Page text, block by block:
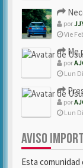
por
Vie
Me
por
Lun
por
Lun
AVISO
Esta comunidad